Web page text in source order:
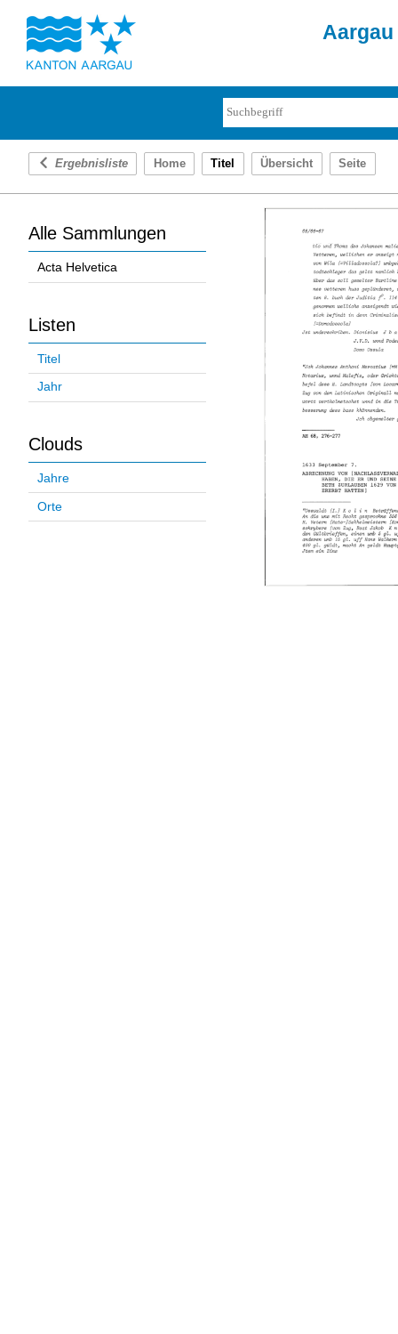
Ergebnisliste Home Titel Übersicht Seite
Alle Sammlungen
Acta Helvetica
Listen
Titel
Jahr
Clouds
Jahre
Orte